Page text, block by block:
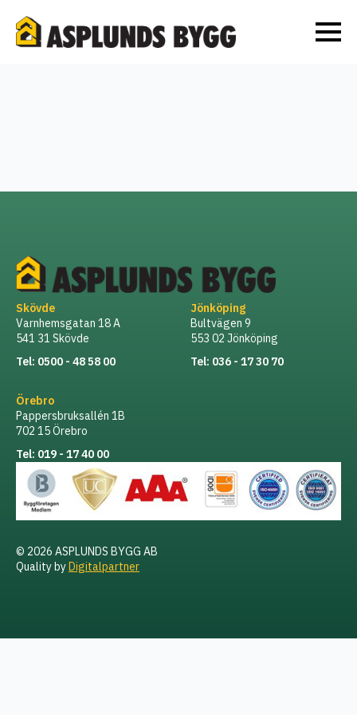
Skövde
Varnhemsgatan 18 A
541 31 Skövde
Tel: 0500 - 48 58 00
Jönköping
Bultvägen 9
553 02 Jönköping
Tel: 036 - 17 30 70
Örebro
Pappersbruksallén 1B
702 15 Örebro
Tel: 019 - 17 40 00
© 2026 ASPLUNDS BYGG AB
Quality byDigitalpartner